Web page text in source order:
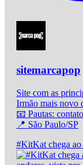
sitemarcapop
Site com as
Irmão mais novo
📧 Pautas:
📍 São Paulo/SP
#KitKat chega